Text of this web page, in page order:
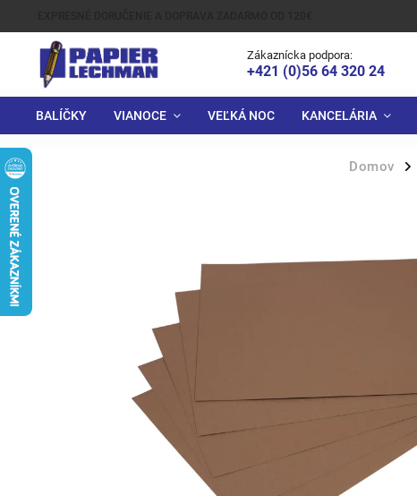
Zákaznícka podpora:
+421 (0)56 64 320 24
BALÍČKY VIANOCE VEĽKÁ NOC KANCELÁRIA
Domov /